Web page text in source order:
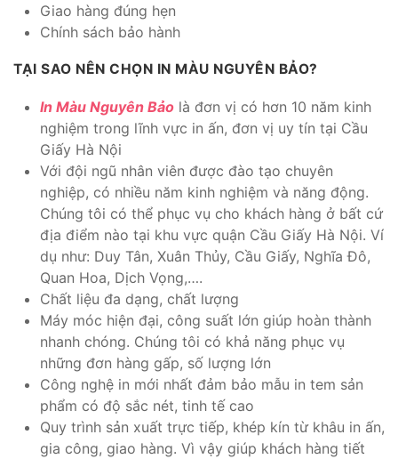
Giao hàng đúng hẹn
Chính sách bảo hành
TẠI SAO NÊN CHỌN IN MÀU NGUYÊN BẢO?
In Màu Nguyên Bảo là đơn vị có hơn 10 năm kinh
nghiệm trong lĩnh vực in ấn, đơn vị uy tín tại Cầu
Giấy Hà Nội
Với đội ngũ nhân viên được đào tạo chuyên
nghiệp, có nhiều năm kinh nghiệm và năng động.
Chúng tôi có thể phục vụ cho khách hàng ở bất cứ
địa điểm nào tại khu vực quận Cầu Giấy Hà Nội. Ví
dụ như: Duy Tân, Xuân Thủy, Cầu Giấy, Nghĩa Đô,
Quan Hoa, Dịch Vọng,….
Chất liệu đa dạng, chất lượng
Máy móc hiện đại, công suất lớn giúp hoàn thành
nhanh chóng. Chúng tôi có khả năng phục vụ
những đơn hàng gấp, số lượng lớn
Công nghệ in mới nhất đảm bảo mẫu in tem sản
phẩm có độ sắc nét, tinh tế cao
Quy trình sản xuất trực tiếp, khép kín từ khâu in ấn,
gia công, giao hàng. Vì vậy giúp khách hàng tiết